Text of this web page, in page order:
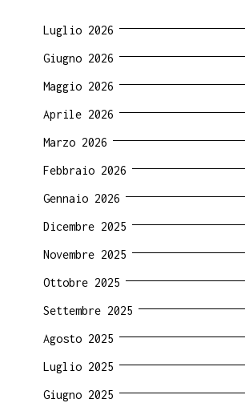
Luglio 2026
Giugno 2026
Maggio 2026
Aprile 2026
Marzo 2026
Febbraio 2026
Gennaio 2026
Dicembre 2025
Novembre 2025
Ottobre 2025
Settembre 2025
Agosto 2025
Luglio 2025
Giugno 2025